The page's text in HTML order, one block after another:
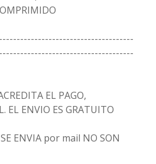
EL PAGO,
EL ENVIO ES GRATUITO
ENVIA por mail NO SON